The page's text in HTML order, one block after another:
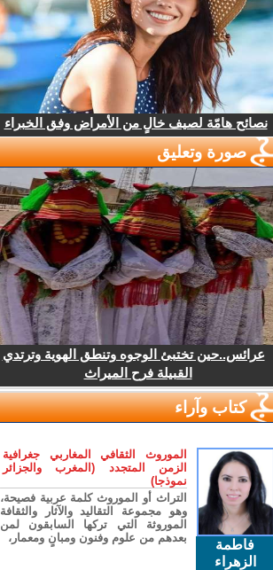
نصائح هامّة لصيف خالٍ من الأمراض وفق الخبراء
صورة وتعليق
عرائس..حين تختبئ الوجوه وتنطق الهوية وترتدي
القبيلة فرح الميراث
كتاب وآراء
فاطمة
الزهراء
الموروث الثقافي المغاربي جغرافية
الزمن المتجدد (المغرب والجزائر
نموذجا)
التراث أو الموروث كلمة عربية فصيحة،
وهو مجموعة التقاليد والآثار والثقافة
الموروثة التي تركها السابقون لمن
بعدهم من علوم وفنون ومبانٍ ومعمار،